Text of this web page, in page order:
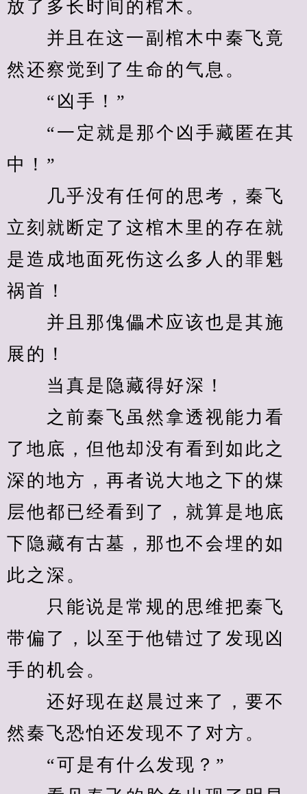
放了多长时间的棺木。
并且在这一副棺木中秦飞竟
然还察觉到了生命的气息。
“凶手！”
“一定就是那个凶手藏匿在其
中！”
几乎没有任何的思考，秦飞
立刻就断定了这棺木里的存在就
是造成地面死伤这么多人的罪魁
祸首！
并且那傀儡术应该也是其施
展的！
当真是隐藏得好深！
之前秦飞虽然拿透视能力看
了地底，但他却没有看到如此之
深的地方，再者说大地之下的煤
层他都已经看到了，就算是地底
下隐藏有古墓，那也不会埋的如
此之深。
只能说是常规的思维把秦飞
带偏了，以至于他错过了发现凶
手的机会。
还好现在赵晨过来了，要不
然秦飞恐怕还发现不了对方。
“可是有什么发现？”